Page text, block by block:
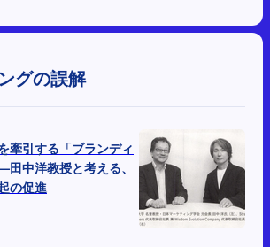
グの誤解
牽引する「ブランディ
中洋教授と考える、
の促進